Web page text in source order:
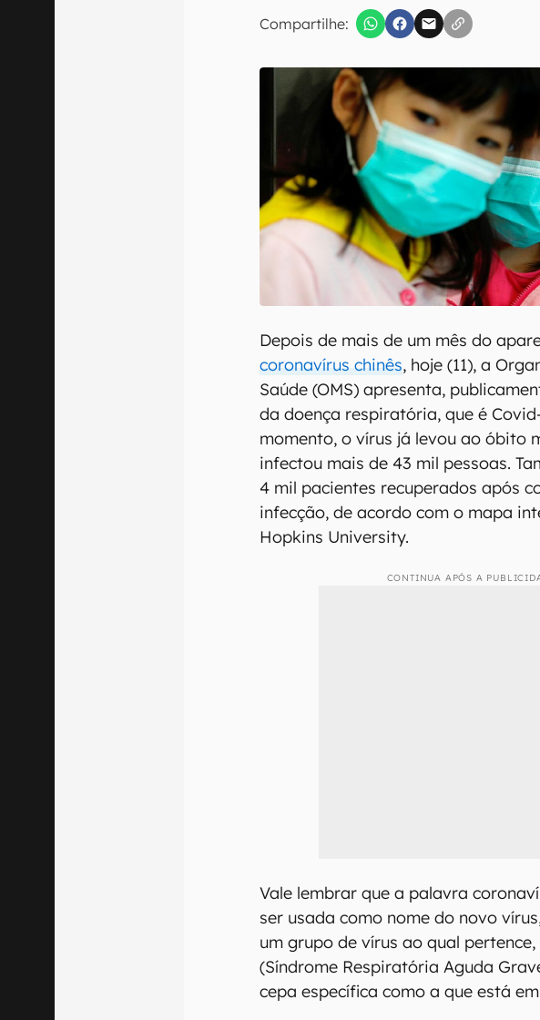
Compartilhe:
Confirmo que li, aceito e concordo
Depois de mais de um mês do
coronavírus chinês, hoje (11), a
Saúde (OMS) apresenta,
da doença respiratória, que é
momento, o vírus já levou ao óbito
infectou mais de 43 mil pessoas.
4 mil pacientes recuperados após
infecção, de acordo com o mapa
Hopkins University.
CONTINUA APÓS A
Vale lembrar que a palavra
ser usada como nome do novo
um grupo de vírus ao qual pertence,
(Síndrome Respiratória Aguda
cepa específica como a que está